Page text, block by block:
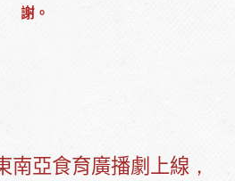
謝。
劇校園推廣活動
南亞食育廣播劇上線，